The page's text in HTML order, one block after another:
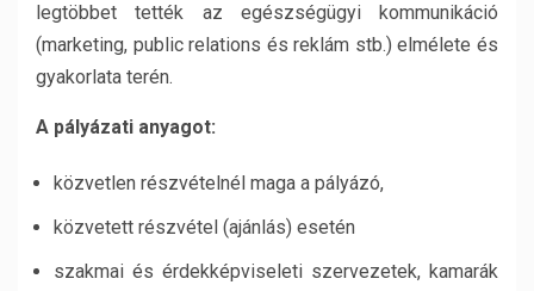
legtöbbet tették az egészségügyi kommunikáció
(marketing, public relations és reklám stb.) elmélete és
gyakorlata terén.
A pályázati anyagot:
közvetlen részvételnél maga a pályázó,
közvetett részvétel (ajánlás) esetén
szakmai és érdekképviseleti szervezetek, kamarák